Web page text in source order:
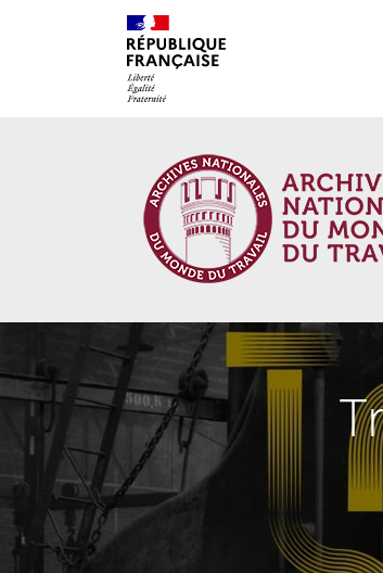
Cookies management panel